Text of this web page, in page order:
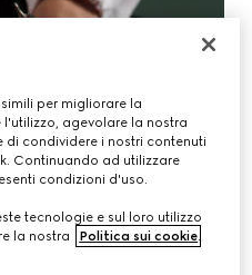
per migliorare la
agevolare la nostra
condividere i nostri contenuti
Continuando ad utilizzare
condizioni d'uso.
tecnologie e sul loro utilizzo
la nostra
Politica sui cookie.